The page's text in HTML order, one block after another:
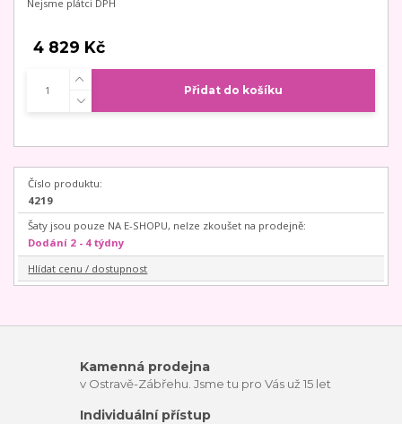
Nejsme plátci DPH
4 829 Kč
Přidat do košíku
Číslo produktu:
4219
Šaty jsou pouze NA E-SHOPU, nelze zkoušet na prodejně:
Dodání 2 - 4 týdny
Hlídat cenu / dostupnost
Kamenná prodejna
v Ostravě-Zábřehu. Jsme tu pro Vás už 15 let
Individuální přístup